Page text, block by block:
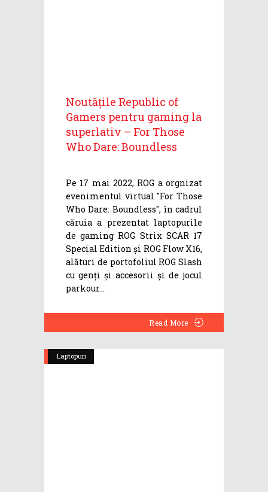
Noutățile Republic of
Gamers pentru gaming la
superlativ – For Those
Who Dare: Boundless
Pe 17 mai 2022, ROG a orgnizat
evenimentul virtual "For Those
Who Dare: Boundless", în cadrul
căruia a prezentat laptopurile
de gaming ROG Strix SCAR 17
Special Edition și ROG Flow X16,
alături de portofoliul ROG Slash
cu genți și accesorii și de jocul
parkour
Read More
Laptopuri